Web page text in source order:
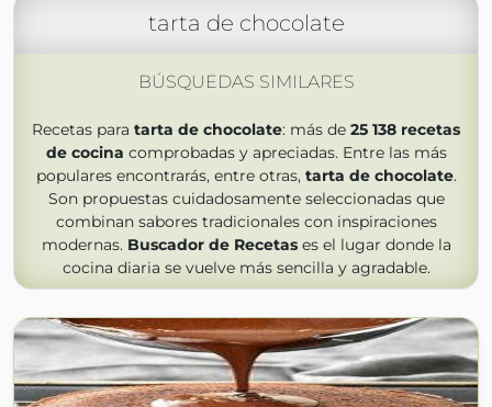
tarta de chocolate
BÚSQUEDAS SIMILARES
Recetas para tarta de chocolate: más de 25 138 recetas
de cocina comprobadas y apreciadas. Entre las más
populares encontrarás, entre otras, tarta de chocolate.
Son propuestas cuidadosamente seleccionadas que
combinan sabores tradicionales con inspiraciones
modernas. Buscador de Recetases el lugar donde la
cocina diaria se vuelve más sencilla y agradable.